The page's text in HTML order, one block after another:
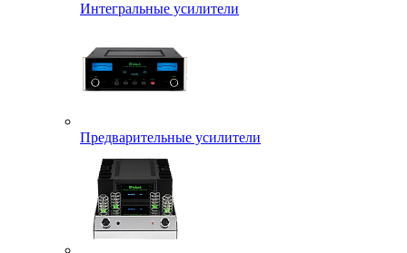
Интегральные усилители
Предварительные усилители